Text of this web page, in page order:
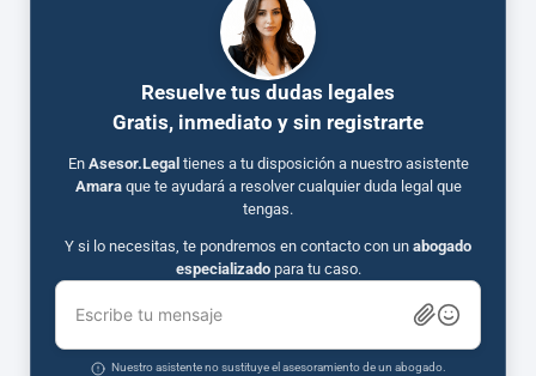
Resuelve tus dudas legales
Gratis, inmediato y sin registrarte
En Asesor.Legal tienes a tu disposición a nuestro asistente
Amaraque te ayudará a resolver cualquier duda legal que
tengas.
Y si lo necesitas, te pondremos en contacto con un abogado
especializadopara tu caso.
Escribe tu mensaje
Nuestro asistente no sustituye el asesoramiento de un abogado.